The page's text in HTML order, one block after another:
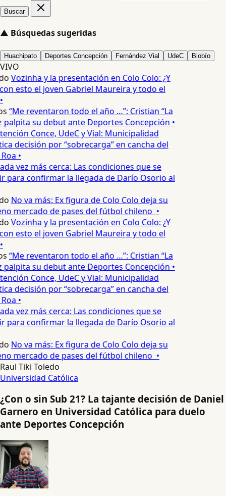
Buscar
▲ Búsquedas sugeridas
Huachipato Deportes Concepción Fernández Vial UdeC Biobío
VIVO
Vozinha y la presentación en Colo Colo: ¿Y
esto el joven Gabriel Maureira y todo el
“Me reventaron todo el año …”: Cristian “La
su debut ante Deportes Concepción •
Conce, UdeC y Vial: Municipalidad
decisión por “sobrecarga” en cancha del
•
vez más cerca: Las condiciones que se
para confirmar la llegada de Darío Osorio al
No va más: Ex figura de Colo Colo deja su
mercado de pases del fútbol chileno •
Vozinha y la presentación en Colo Colo: ¿Y
esto el joven Gabriel Maureira y todo el
“Me reventaron todo el año …”: Cristian “La
su debut ante Deportes Concepción •
Conce, UdeC y Vial: Municipalidad
decisión por “sobrecarga” en cancha del
•
vez más cerca: Las condiciones que se
para confirmar la llegada de Darío Osorio al
No va más: Ex figura de Colo Colo deja su
mercado de pases del fútbol chileno •
Raul Tiki Toledo
Universidad Católica
¿Con o sin Sub 21? La tajante decisión de Daniel
Garnero en Universidad Católica para duelo
ante Deportes Concepción